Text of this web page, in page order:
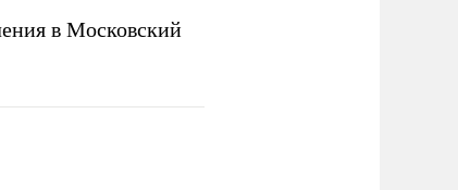
в Московский